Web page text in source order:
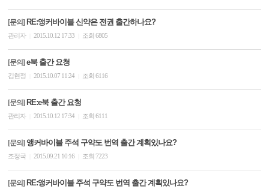
[문의] RE:앵커바이블 신약은 전권 출간하나요?
관리자 2015.10.12 17:33 조회 6805
[문의] e북 출간 요청
김현정 2015.10.07 11:24 조회 6116
[문의] RE:e북 출간 요청
관리자 2015.10.12 17:34 조회 6111
[문의] 앵커바이블 주석 구약도 번역 출간 계획있나요?
조정국 2015.09.21 10:16 조회 7223
[문의] RE:앵커바이블 주석 구약도 번역 출간 계획있나요?